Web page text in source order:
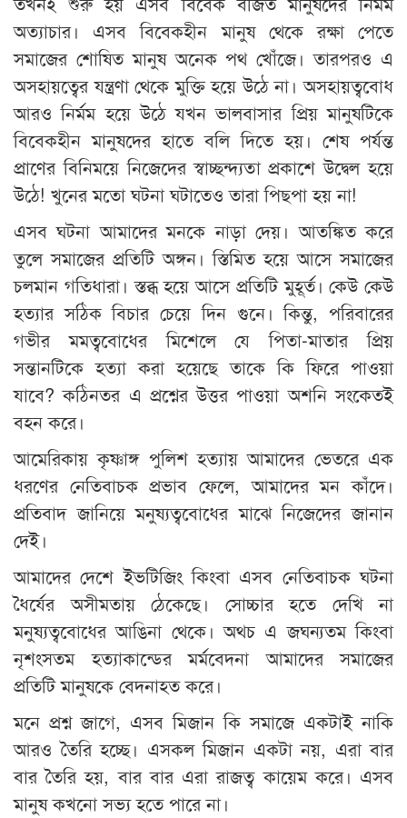
অত্যাচার। এসব বিবেকহীন মানুষ থেকে রক্ষা পেতে
সমাজের শোষিত মানুষ অনেক পথ খোঁজে। তারপরও এ
অসহায়ত্বের যন্ত্রণা থেকে মুক্তি হয়ে উঠে না। অসহায়ত্ববোধ
আরও নির্মম হয়ে উঠে যখন ভালবাসার প্রিয় মানুষটিকে
বিবেকহীন মানুষদের হাতে বলি দিতে হয়। শেষ পর্যন্ত
প্রাণের বিনিময়ে নিজেদের স্বাচ্ছন্দ্যতা প্রকাশে উদ্বেল হয়ে
উঠে! খুনের মতো ঘটনা ঘটাতেও তারা পিছপা হয় না!
এসব ঘটনা আমাদের মনকে নাড়া দেয়। আতঙ্কিত করে
তুলে সমাজের প্রতিটি অঙ্গন। স্তিমিত হয়ে আসে সমাজের
চলমান গতিধারা। স্তব্ধ হয়ে আসে প্রতিটি মুহূর্ত। কেউ কেউ
হত্যার সঠিক বিচার চেয়ে দিন গুনে। কিন্তু, পরিবারের
গভীর মমত্ববোধের মিশেলে যে পিতা-মাতার প্রিয়
সন্তানটিকে হত্যা করা হয়েছে তাকে কি ফিরে পাওয়া
যাবে? কঠিনতর এ প্রশ্নের উত্তর পাওয়া অশনি সংকেতই
বহন করে।
আমেরিকায় কৃষ্ণাঙ্গ পুলিশ হত্যায় আমাদের ভেতরে এক
ধরণের নেতিবাচক প্রভাব ফেলে, আমাদের মন কাঁদে।
প্রতিবাদ জানিয়ে মনুষ্যত্ববোধের মাঝে নিজেদের জানান
দেই।
আমাদের দেশে ইভটিজিং কিংবা এসব নেতিবাচক ঘটনা
ধৈর্যের অসীমতায় ঠেকেছে। সোচ্চার হতে দেখি না
মনুষ্যত্ববোধের আঙিনা থেকে। অথচ এ জঘন্যতম কিংবা
নৃশংসতম হত্যাকান্ডের মর্মবেদনা আমাদের সমাজের
প্রতিটি মানুষকে বেদনাহত করে।
মনে প্রশ্ন জাগে, এসব মিজান কি সমাজে একটাই নাকি
আরও তৈরি হচ্ছে। এসকল মিজান একটা নয়, এরা বার
বার তৈরি হয়, বার বার এরা রাজত্ব কায়েম করে। এসব
মানুষ কখনো সভ্য হতে পারে না।